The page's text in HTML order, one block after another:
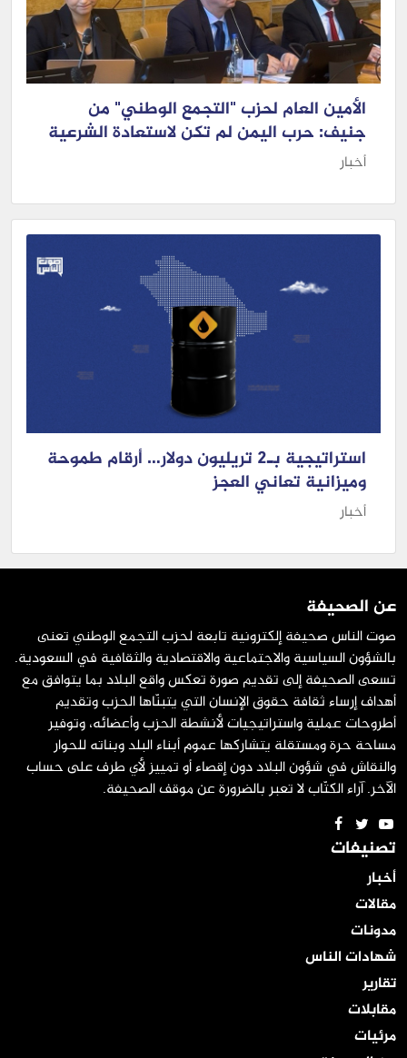
الأمين العام لحزب "التجمع الوطني" من
جنيف: حرب اليمن لم تكن لاستعادة الشرعية
أخبار
استراتيجية بـ2 تريليون دولار… أرقام طموحة
وميزانية تعاني العجز
أخبار
عن الصحيفة
صوت الناس صحيفة إلكترونية تابعة لحزب التجمع الوطني تعنى
بالشؤون السياسية والاجتماعية والاقتصادية والثقافية في السعودية.
تسعى الصحيفة إلى تقديم صورة تعكس واقع البلاد بما يتوافق مع
أهداف إرساء ثقافة حقوق الإنسان التي يتبنّاها الحزب وتقديم
أطروحات عملية واستراتيجيات لأنشطة الحزب وأعضائه، وتوفير
مساحة حرة ومستقلة يتشاركها عموم أبناء البلد وبناته للحوار
والنقاش في شؤون البلاد دون إقصاء أو تمييز لأي طرف على حساب
الآخر. آراء الكتّاب لا تعبر بالضرورة عن موقف الصحيفة.
تصنيفات
أخبار
مقالات
مدونات
شهادات الناس
تقارير
مقابلات
مرئيات